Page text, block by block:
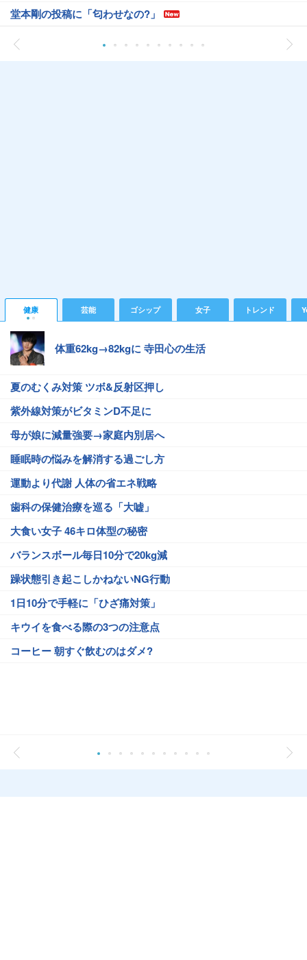
堂本剛の投稿に「匂わせなの?」
健康 芸能 ゴシップ 女子 トレンド
体重62kg→82kgに 寺田心の生活
夏のむくみ対策 ツボ&反射区押し
紫外線対策がビタミンD不足に
母が娘に減量強要→家庭内別居へ
睡眠時の悩みを解消する過ごし方
運動より代謝 人体の省エネ戦略
歯科の保健治療を巡る「大嘘」
大食い女子 46キロ体型の秘密
バランスボール毎日10分で20kg減
躁状態引き起こしかねないNG行動
1日10分で手軽に「ひざ痛対策」
キウイを食べる際の3つの注意点
コーヒー 朝すぐ飲むのはダメ?